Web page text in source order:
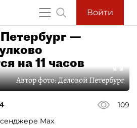
Войти
—
на 11 часов
Автор фото:Деловой Петербург
109
Max